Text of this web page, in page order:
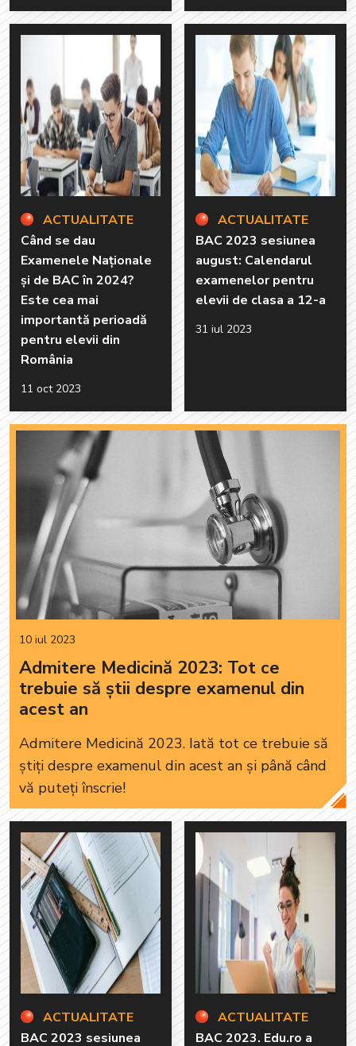
ACTUALITATE
Când se dau
Examenele Naționale
și de BAC în 2024?
Este cea mai
importantă perioadă
pentru elevii din
România
11 oct 2023
ACTUALITATE
BAC 2023 sesiunea
august: Calendarul
examenelor pentru
elevii de clasa a 12-a
31 iul 2023
10 iul 2023
Admitere Medicină 2023: Tot ce
trebuie să știi despre examenul din
acest an
Admitere Medicină 2023. Iată tot ce trebuie să
știți despre examenul din acest an și până când
vă puteți înscrie!
ACTUALITATE
BAC 2023 sesiunea
ACTUALITATE
BAC 2023. Edu.ro a